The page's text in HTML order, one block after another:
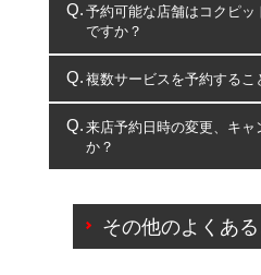
予約可能な店舗はコクピッ
ですか？
コクピット・タイヤ館のみ
複数サービスを予約するこ
複数サービスのご予約は可
一部の商品・サービスの組み合
出来ないものもございます。
来店予約日時の変更、キャ
か？
ご来店予約日の3営業日前
の日時変更につきまして
その他のよくあ